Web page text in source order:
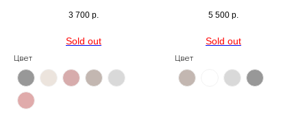
3 700 р.
Цвет
5 500 р.
Цвет